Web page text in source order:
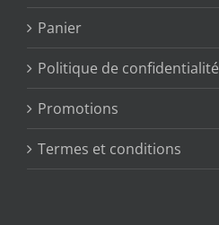
Panier
Politique de confidentialité
Promotions
Termes et conditions